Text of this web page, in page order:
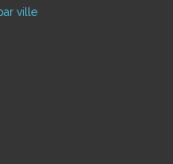
ville